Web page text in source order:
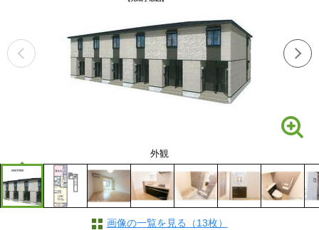
外観
画像の一覧を見る（13枚）